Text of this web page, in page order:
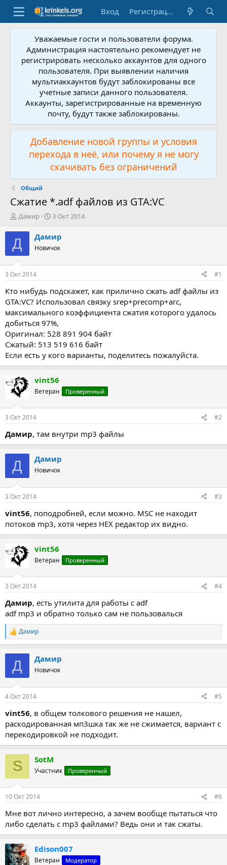
Вход Регистрация
Уважаемые гости и пользователи форума.
Администрация настоятельно рекомендует не
регистрировать несколько аккаунтов для одного
пользователя. При выявлении наличия
мультиаккаунтов будут заблокированы все
учетные записи данного пользователя.
Аккаунты, зарегистрированные на временную
почту, будут также заблокированы.
Добавление новой группы и условия
перехода в неё, или почему я не могу
скачивать без ограничений
Общий
Сжатие *.adf файлов из GTA:VC
А
т
о
р
т
м
ы
Дамир
Д
т
н
а
л
3 Окт 2014
Д Дамир
Новичок
3 Окт 2014 #1
Кто нибудь подскажет, как прилично сжать adf файлы из
GTA:VC? Использовал связку srep+precomp+arc,
максимального коэффициента сжатия которого удалось
добиться 97%,
Оригинал: 528 891 904 байт
Сжатый: 513 519 616 байт
Если есть у кого варианты, поделитесь пожалуйста.
vint56
Ветеран Проверенный
3 Окт 2014 #2
Дамир, там внутри mp3 файлы
Д Дамир
Новичок
3 Окт 2014 #3
vint56, поподробней, если можно. MSC не находит
потоков mp3, хотя через HEX редактор их видно.
vint56
Ветеран Проверенный
3 Окт 2014 #4
Дамир, есть утилита для работы с adf
adf mp3 и обратно только сам не пользовалься
Р
е
ц
и
Дамир
Д Дамир
Новичок
4 Окт 2014 #5
vint56, в общем толкового решения не нашел,
раскодированная мп3шка так же не сжимается, вариант с
перекодировкой не подходит.
S SotM
Участник Проверенный
10 Окт 2014 #6
Мне вот лично интересно, а зачем вообще пытаться что
либо сделать с mp3 файлами? Ведь они и так сжаты.
Edison007
Ветеран Модератор